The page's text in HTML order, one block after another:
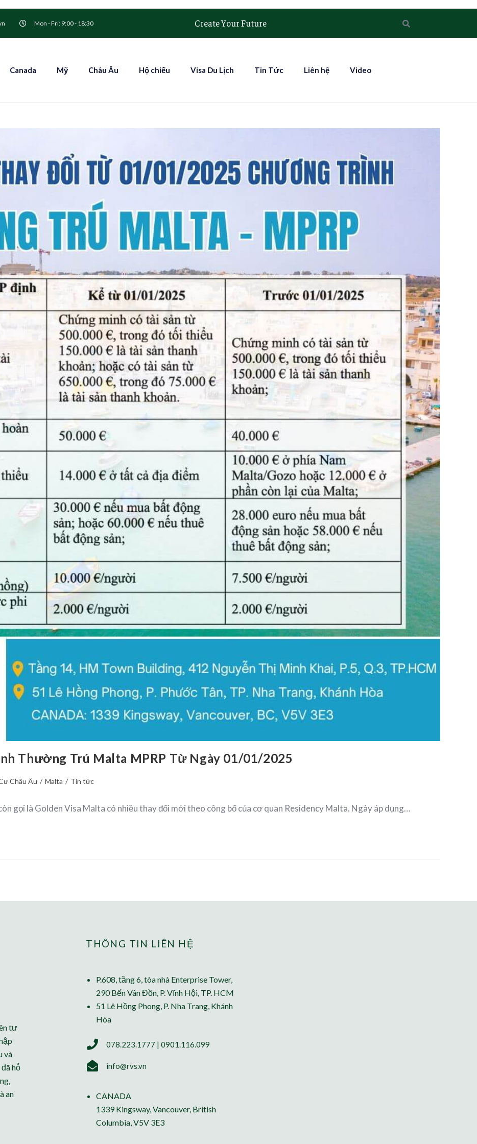
Mon - Fri: 9:00 - 18:30 Create Your Future
Canada Mỹ Châu Âu Hộ chiếu Visa Du Lịch Tin Tức Liên hệ Video
Thường Trú Malta MPRP Từ Ngày 01/01/2025
Châu Âu / Malta / Tin tức
gọi là Golden Visa Malta có nhiều thay đổi mới theo công bố của cơ quan Residency Malta. Ngày áp dụng…
tư
và
hỗ
an
THÔNG TIN LIÊN HỆ
P.608, tầng 6, tòa nhà Enterprise Tower,
290 Bến Vân Đồn, P. Vĩnh Hội, TP. HCM
51 Lê Hồng Phong, P. Nha Trang, Khánh
Hòa
078.223.1777 | 0901.116.099
info@rvs.vn
CANADA
1339 Kingsway, Vancouver, British
Columbia, V5V 3E3